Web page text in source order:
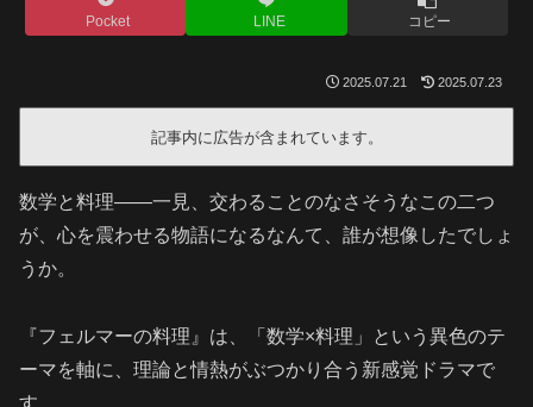
Pocket LINE コピー
2025.07.21 2025.07.23
記事内に広告が含まれています。
数学と料理――一見、交わることのなさそうなこの二つ
が、心を震わせる物語になるなんて、誰が想像したでしょ
うか。
『フェルマーの料理』は、「数学×料理」という異色のテ
ーマを軸に、理論と情熱がぶつかり合う新感覚ドラマで